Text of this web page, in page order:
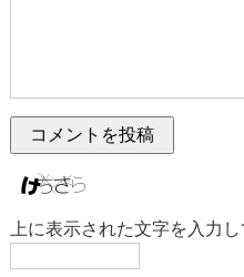
上に表示された文字を入力し